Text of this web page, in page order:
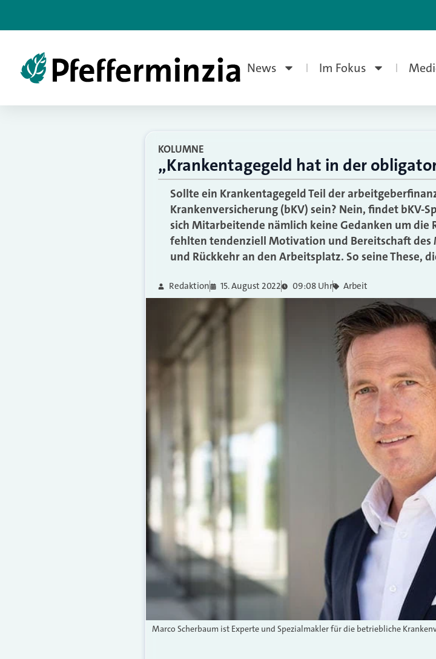
News Im Fokus
KOLUMNE
„Krankentagegeld hat in der
Sollte ein Krankentagegeld Teil der
Krankenversicherung (bKV) sein? Nein, findet bKV-
sich Mitarbeitende nämlich keine Gedanken um die
fehlten tendenziell Motivation und Bereitschaft des
und Rückkehr an den Arbeitsplatz. So seine These,
Redaktion 15. August 2022 09:08 Uhr Arbeit
Marco Scherbaum ist Experte und Spezialmakler für die betriebliche